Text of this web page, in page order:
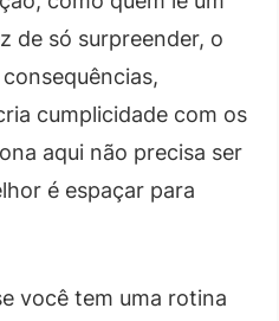
de só surpreender, o
cumplicidade com os
aqui não precisa ser
é espaçar para
você tem uma rotina